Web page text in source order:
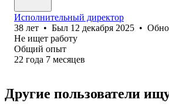
Исполнительный директор
38 лет • Был 12 декабря 2025 •
Не ищет работу
Общий опыт
22 года 7 месяцев
Другие пользователи